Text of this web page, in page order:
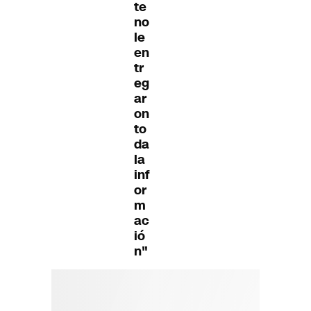
te
no
le
en
tr
eg
ar
on
to
da
la
inf
or
m
ac
ió
n"